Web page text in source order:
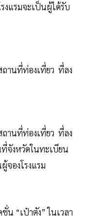
แรมจะเป็นผู้ได้รับ
ถานที่ท่องเที่ยว ที่ลง
ถานที่ท่องเที่ยว ที่ลง
จังหวัดในทะเบียน
องโรงแรม
น “เป๋าตัง” ในเวลา